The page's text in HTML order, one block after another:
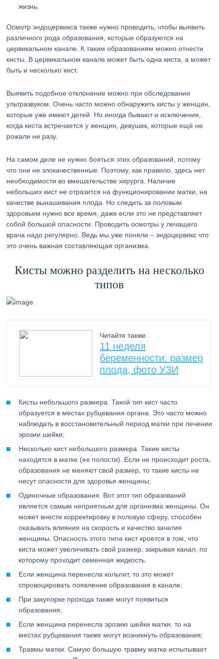
жизнь.
Осмотр эндоцервикса также нужно проводить, чтобы выявить
различного рода образования, которые образуются на
цервикальном канале. К таким образованиям можно отнести
кисты. В цервикальном канале может быть одна киста, а может
быть и несколько кист.
Выявить подобное отклонение можно при обследовании
ультразвуком. Очень часто можно обнаружить кисты у женщин,
которые уже имеют детей. Но иногда бывают и исключения,
когда киста встречается у женщин, девушек, которые ещё не
рожали ни разу.
На самом деле не нужно бояться этих образований, потому
что они не злокачественные. Поэтому, как правило, здесь нет
необходимости во вмешательстве хирурга. Наличие
небольших кист не отразится на функционировании матки, на
качестве вынашивания плода. Но следить за половым
здоровьем нужно все время, даже если это не представляет
собой большой опасности. Проводить осмотры у лечащего
врача надо регулярно. Ведь мы уже поняли – эндоцервикс что
это очень важная составляющая организма.
Кисты можно разделить на несколько
типов
Читайте также:
11 неделя
беременности: размер
плода, фото УЗИ
Кисты небольшого размера. Такой тип кист часто
образуется в местах рубцевания органа. Это часто можно
наблюдать в восстановительный период матки при лечении
эрозии шейки;
Несколько кист небольшого размера. Такие кисты
находятся в матке (ее полости). Если не происходит роста,
образования не меняют свой размер, то такие кисты не
несут опасности для здоровья женщины;
Одиночные образования. Вот этот тип образований
является самым неприятным для организма женщины. Он
может внести корректировку в половую сферу, способен
оказывать влияния на скорость и качество зачатия
женщины. Опасность этого типа кист кроется в том, что
киста может увеличивать свой размер, закрывая канал, по
которому проходит семенная жидкость.
Если женщина перенесла кольпит, то это может
спровоцировать появление образования в канале;
При закупорке прохода также могут появиться
образования;
Если женщина перенесла эрозию шейки матки, то на
местах рубцевания также могут возникнуть образования;
Травмы матки. Самую большую травму матка испытывает